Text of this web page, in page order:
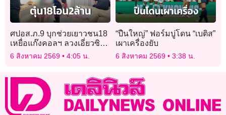
ศปอส.ภ.9 บุกช่วยเยาวชน18
เหยื่อแก๊งคอลฯ ลวงเอี่ยวซิมผี
หลอกโอน 2 ล้าน
6 สิงหาคม 2569 4:05 น.
“ปืนใหญ่” ฟอร์มบู่โดน “เบติส”
เผาเครื่องยับ
6 สิงหาคม 2569 3:38 น.